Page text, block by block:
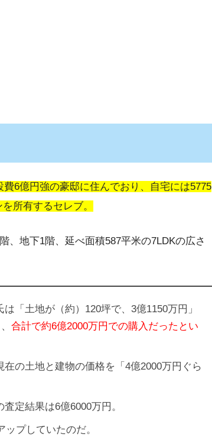
6億円強の豪邸に住んでおり、自宅には5775
所有するセレブ。
、地下1階、延べ面積587平米の7LDKの広さ
「土地が（約）120坪で、3億1150万円」
合計で約6億2000万円での購入だったとい
の土地と建物の価格を「4億2000万円ぐら
定結果は6億6000万円。
プしていたのだ。